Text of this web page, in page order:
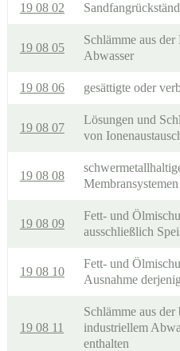
19 08 02
19 08 05
Schlämme aus
Abwasser
19 08 06 gesättigte oder
19 08 07
Lösungen und
von
19 08 08
Membransystemen
19 08 09
Fett- und
ausschließlich
19 08 10
Fett- und
Ausnahme
19 08 11
Schlämme aus
industriellem
enthalten